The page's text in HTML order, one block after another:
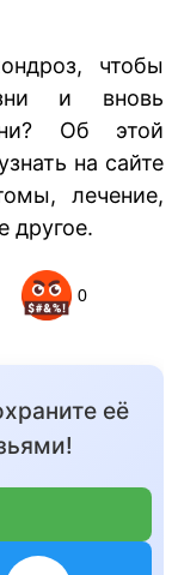
чтобы
и вновь
Об этой
на сайте
лечение,
другое.
0
её